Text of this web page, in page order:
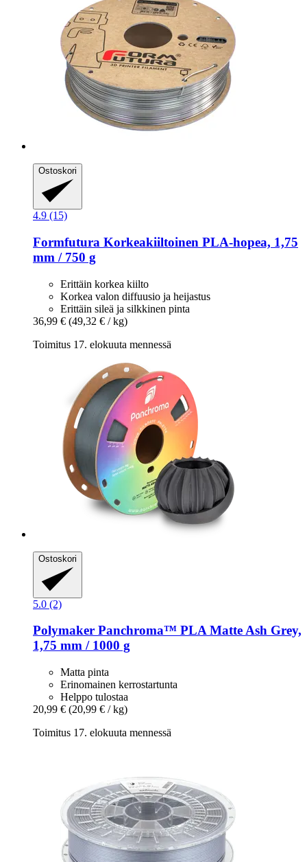
Ostoskori
4.9 (15)
Formfutura Korkeakiiltoinen PLA-​hopea, 1,75
mm / 750 g
Erittäin korkea kiilto
Korkea valon diffuusio ja heijastus
Erittäin sileä ja silkkinen pinta
36,99 € (49,32 € / kg)
Toimitus 17. elokuuta mennessä
Ostoskori
5.0 (2)
Polymaker Panchroma™ PLA Matte Ash Grey,
1,75 mm / 1000 g
Matta pinta
Erinomainen kerrostartunta
Helppo tulostaa
20,99 € (20,99 € / kg)
Toimitus 17. elokuuta mennessä